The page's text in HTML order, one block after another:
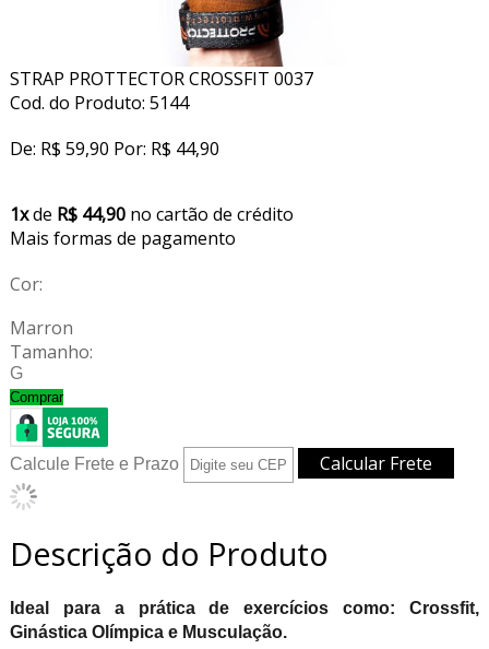
STRAP PROTTECTOR CROSSFIT 0037
Cod. do Produto: 5144
De: R$ 59,90 Por: R$ 44,90
1xde R$ 44,90 no cartão de crédito
Mais formas de pagamento
Cor:
Marron
Tamanho:
G
Comprar
Calcule Frete e Prazo
Descrição do Produto
Ideal para a prática de exercícios como: Crossfit,
Ginástica Olímpica e Musculação.